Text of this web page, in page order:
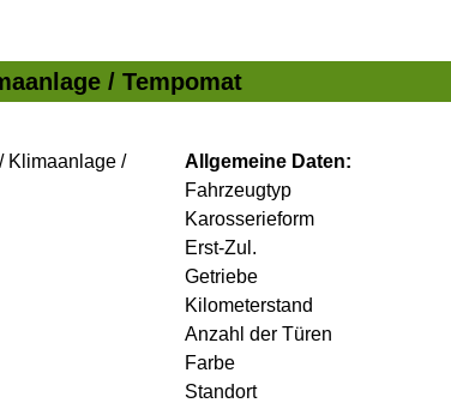
/ Tempomat
Allgemeine Daten:
Fahrzeugtyp
Karosserieform
Erst-Zul.
Getriebe
Kilometerstand
Anzahl der Türen
Farbe
Standort